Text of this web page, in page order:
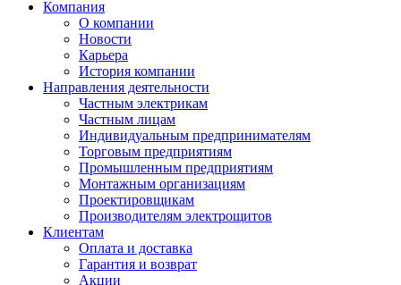
Компания
О компании
Новости
Карьера
История компании
Направления деятельности
Частным электрикам
Частным лицам
Индивидуальным предпринимателям
Торговым предприятиям
Промышленным предприятиям
Монтажным организациям
Проектировщикам
Производителям электрощитов
Клиентам
Оплата и доставка
Гарантия и возврат
Акции